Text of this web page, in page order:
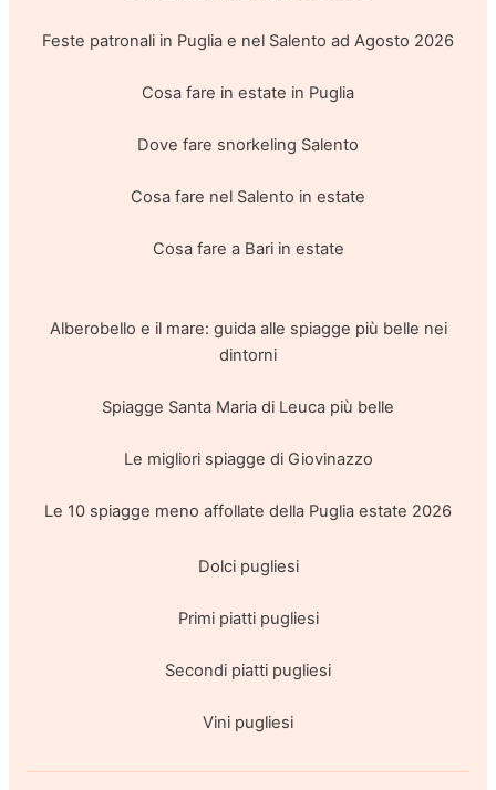
Feste patronali in Puglia e nel Salento ad Agosto 2026
Cosa fare in estate in Puglia
Dove fare snorkeling Salento
Cosa fare nel Salento in estate
Cosa fare a Bari in estate
Alberobello e il mare: guida alle spiagge più belle nei
dintorni
Spiagge Santa Maria di Leuca più belle
Le migliori spiagge di Giovinazzo
Le 10 spiagge meno affollate della Puglia estate 2026
Dolci pugliesi
Primi piatti pugliesi
Secondi piatti pugliesi
Vini pugliesi